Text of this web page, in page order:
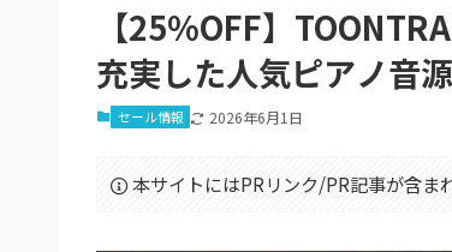
【25%OFF】
充実した人気ピアノ音
セール情報 2026年6月1日
本サイトにはPRリンク/PR記事が含ま